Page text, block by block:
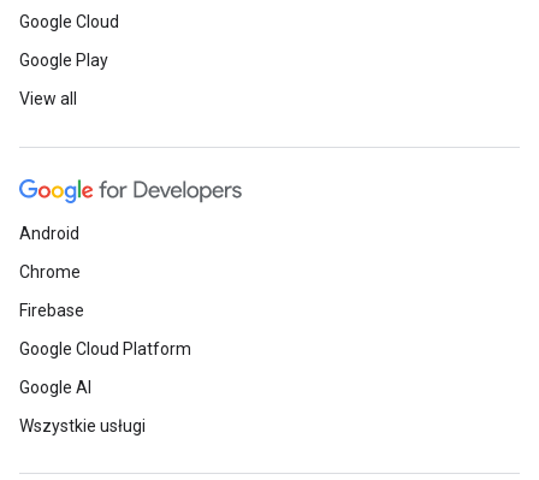
Google Cloud
Google Play
View all
Android
Chrome
Firebase
Google Cloud Platform
Google AI
Wszystkie usługi